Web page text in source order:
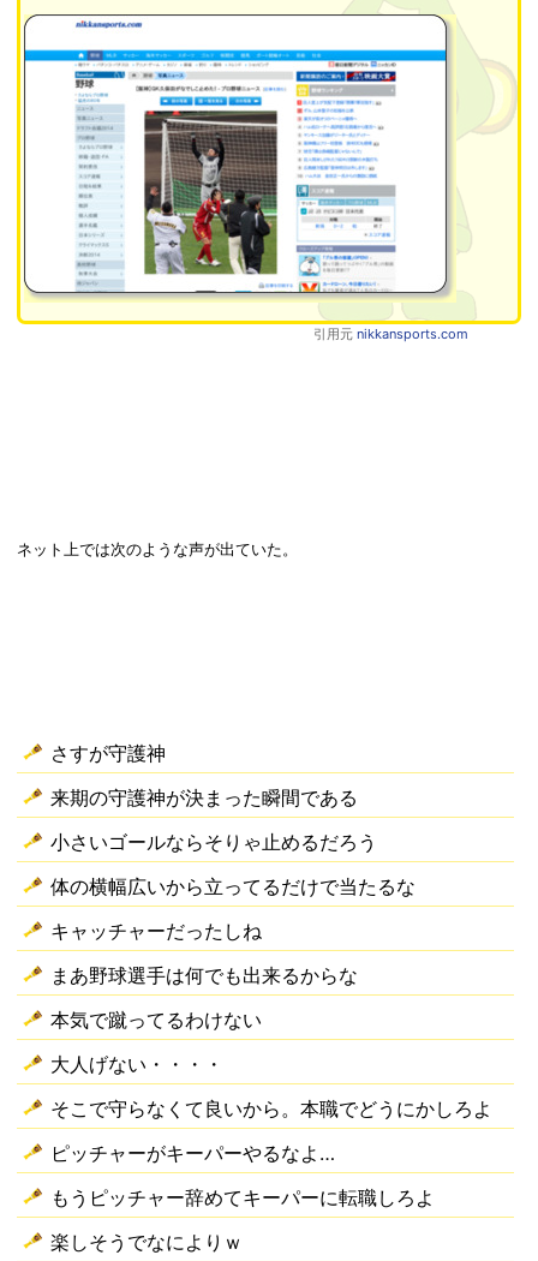
引用元 nikkansports.com
ネット上では次のような声が出ていた。
さすが守護神
来期の守護神が決まった瞬間である
小さいゴールならそりゃ止めるだろう
体の横幅広いから立ってるだけで当たるな
キャッチャーだったしね
まあ野球選手は何でも出来るからな
本気で蹴ってるわけない
大人げない・・・・
そこで守らなくて良いから。本職でどうにかしろよ
ピッチャーがキーパーやるなよ…
もうピッチャー辞めてキーパーに転職しろよ
楽しそうでなによりｗ